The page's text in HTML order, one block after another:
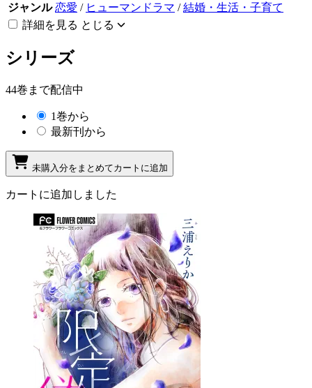
ジャンル 恋愛 / ヒューマンドラマ /結婚・生活・子育て
詳細を見る とじる
シリーズ
44巻まで配信中
1巻から
最新刊から
未購入分をまとめてカートに追加
カートに追加しました